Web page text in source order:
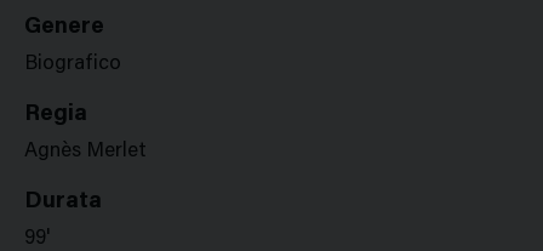
Genere
Biografico
Regia
Agnès Merlet
Durata
99'